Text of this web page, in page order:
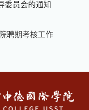
委员会的通知
聘期考核工作